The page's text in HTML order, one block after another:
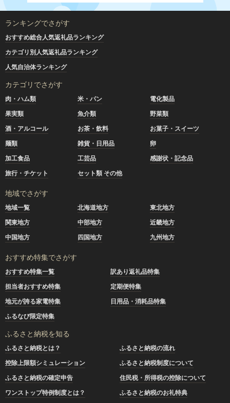
ランキングでさがす
おすすめ総合人気返礼品ランキング
カテゴリ別人気返礼品ランキング
人気自治体ランキング
カテゴリでさがす
肉・ハム類 米・パン
電化製品
果実類
魚介類
野菜類
酒・アルコール
お茶・飲料
お菓子・スイーツ
麺類
雑貨・日用品
卵
加工食品
工芸品
感謝状・記念品
旅行・チケット
セット類 その他
地域でさがす
地域一覧 北海道地方
東北地方
関東地方
中部地方
近畿地方
中国地方
四国地方 九州地方
おすすめ特集でさがす
おすすめ特集一覧
訳あり返礼品特集
担当者おすすめ特集
定期便特集
地元が誇る家電特集
日用品・消耗品特集
ふるなび限定特集
ふるさと納税を知る
ふるさと納税とは？
ふるさと納税の流れ
控除上限額シミュレーション
ふるさと納税制度について
ふるさと納税の確定申告
住民税・所得税の控除について
ワンストップ特例制度とは？
ふるさと納税のお礼特典